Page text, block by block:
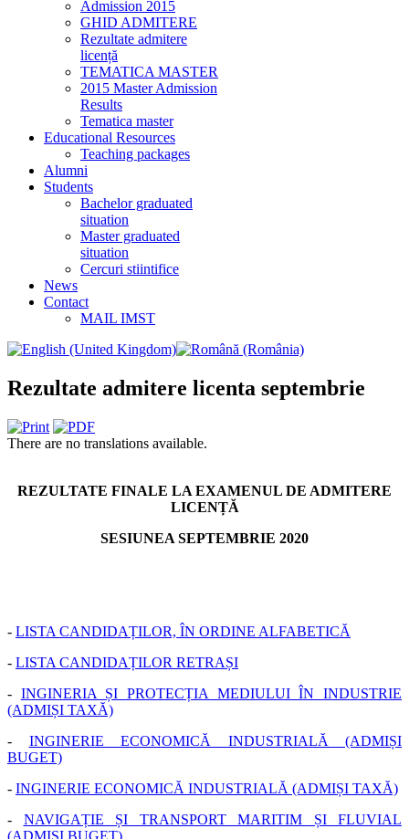
Admission 2015
GHID ADMITERE
Rezultate admitere
licență
TEMATICA MASTER
2015 Master Admission
Results
Tematica master
Educational Resources
Teaching packages
Alumni
Students
Bachelor graduated
situation
Master graduated
situation
Cercuri stiintifice
News
Contact
MAIL IMST
Rezultate admitere licenta septembrie
There are no translations available.
REZULTATE FINALE LA EXAMENUL DE ADMITERE
LICENȚĂ
SESIUNEA SEPTEMBRIE 2020
- LISTA CANDIDAȚILOR, ÎN ORDINE ALFABETICĂ
- LISTA CANDIDAȚILOR RETRAȘI
- INGINERIA ȘI PROTECȚIA MEDIULUI ÎN INDUSTRIE
(ADMIȘI TAXĂ)
- INGINERIE ECONOMICĂ INDUSTRIALĂ (ADMIȘI
BUGET)
- INGINERIE ECONOMICĂ INDUSTRIALĂ (ADMIȘI TAXĂ)
- NAVIGAȚIE ȘI TRANSPORT MARITIM ȘI FLUVIAL
(ADMIȘI BUGET)